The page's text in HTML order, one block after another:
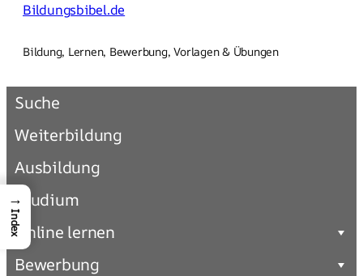
Bildungsbibel.de
Bildung, Lernen, Bewerbung, Vorlagen & Übungen
Suche
Weiterbildung
Ausbildung
Studium
Online lernen
Bewerbung
→
Index